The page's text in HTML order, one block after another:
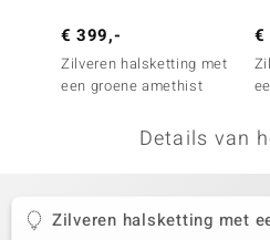
€ 399,-
Zilveren halsketting met
een groene amethist
€
Details van
Zilveren halsketting met